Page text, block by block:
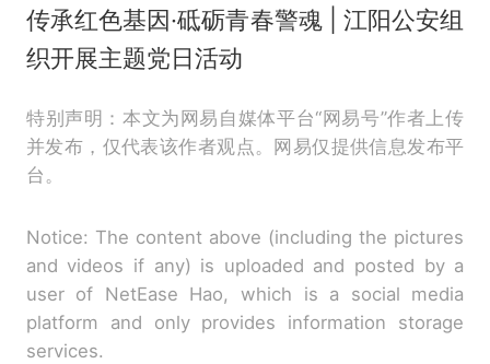
传承红色基因·砥砺青春警魂 | 江阳公安组
织开展主题党日活动
特别声明：本文为网易自媒体平台“网易号”作者上传
并发布，仅代表该作者观点。网易仅提供信息发布平
台。
Notice: The content above (including the pictures
and videos if any) is uploaded and posted by a
user of NetEase Hao, which is a social media
platform and only provides information storage
services.